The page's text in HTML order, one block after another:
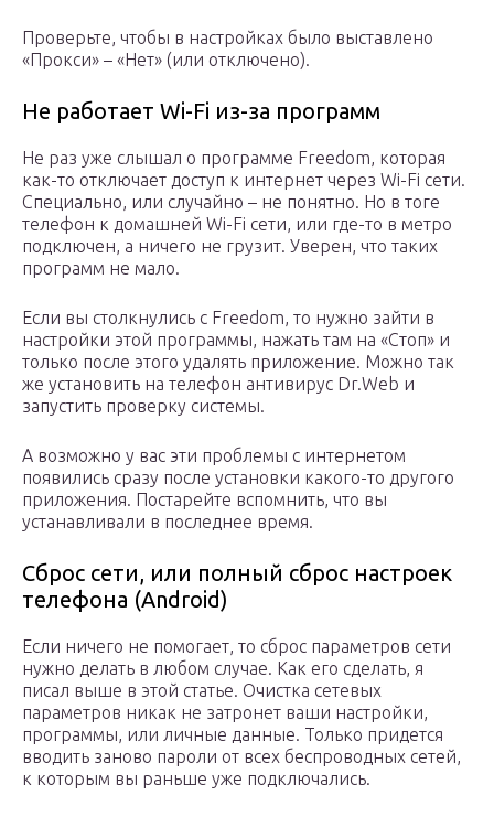
Проверьте, чтобы в настройках было выставлено
«Прокси» – «Нет» (или отключено).
Не работает Wi-Fi из-за программ
Не раз уже слышал о программе Freedom, которая
как-то отключает доступ к интернет через Wi-Fi сети.
Специально, или случайно – не понятно. Но в тоге
телефон к домашней Wi-Fi сети, или где-то в метро
подключен, а ничего не грузит. Уверен, что таких
программ не мало.
Если вы столкнулись с Freedom, то нужно зайти в
настройки этой программы, нажать там на «Стоп» и
только после этого удалять приложение. Можно так
же установить на телефон антивирус Dr.Web и
запустить проверку системы.
А возможно у вас эти проблемы с интернетом
появились сразу после установки какого-то другого
приложения. Постарейте вспомнить, что вы
устанавливали в последнее время.
Сброс сети, или полный сброс настроек
телефона (Android)
Если ничего не помогает, то сброс параметров сети
нужно делать в любом случае. Как его сделать, я
писал выше в этой статье. Очистка сетевых
параметров никак не затронет ваши настройки,
программы, или личные данные. Только придется
вводить заново пароли от всех беспроводных сетей,
к которым вы раньше уже подключались.